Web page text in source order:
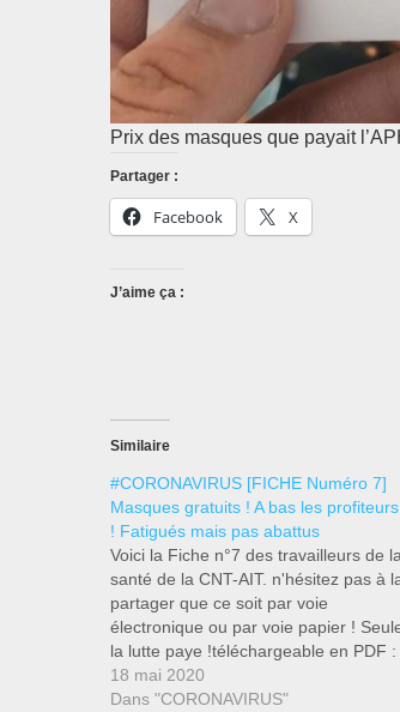
Prix des masques que payait
Partager :
Facebook X
J’aime ça :
Similaire
#CORONAVIRUS [FICHE Numéro 7]
Masques gratuits ! A bas les profiteurs
! Fatigués mais pas abattus
Voici la Fiche n°7 des travailleurs de la
santé de la CNT-AIT. n'hésitez pas à
partager que ce soit par voie
électronique ou par voie papier !
la lutte paye !téléchargeable en PDF :
CORONAVIRUS-FICHE-NUM-
7Télécharger Masques gratuits pour
18 mai 2020
Dans "CORONAVIRUS"